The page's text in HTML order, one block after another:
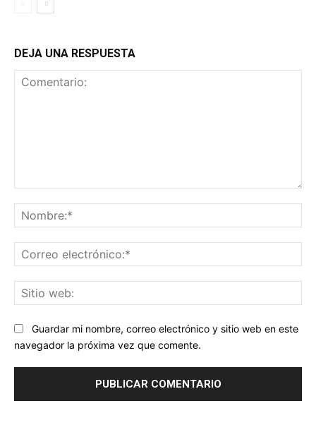
DEJA UNA RESPUESTA
Guardar mi nombre, correo electrónico y sitio web en este
navegador la próxima vez que comente.